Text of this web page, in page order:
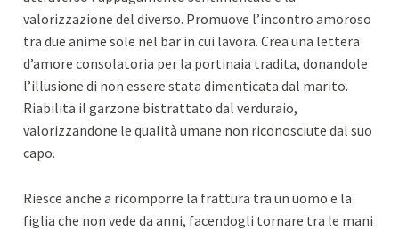
valorizzazione del diverso. Promuove l’incontro amoroso
tra due anime sole nel bar in cui lavora. Crea una lettera
d’amore consolatoria per la portinaia tradita, donandole
l’illusione di non essere stata dimenticata dal marito.
Riabilita il garzone bistrattato dal verduraio,
valorizzandone le qualità umane non riconosciute dal suo
capo.
Riesce anche a ricomporre la frattura tra un uomo e la
figlia che non vede da anni, facendogli tornare tra le mani